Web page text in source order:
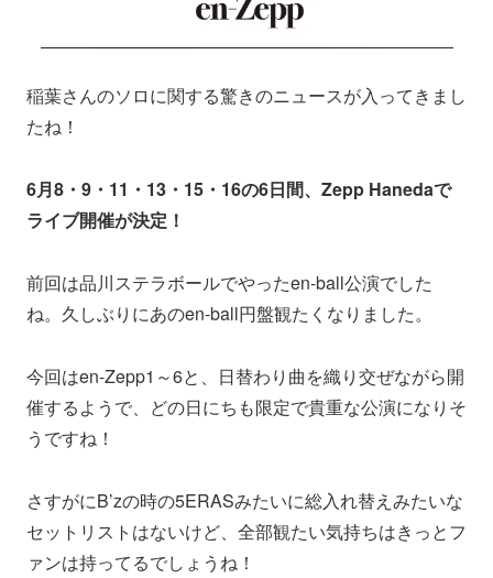
稲葉さんのソロに関する驚きのニュースが入ってきまし
たね！
6月8・9・11・13・15・16の6日間、Zepp Hanedaで
ライブ開催が決定！
前回は品川ステラボールでやったen-ball公演でした
ね。久しぶりにあのen-ball円盤観たくなりました。
今回はen-Zepp1～6と、日替わり曲を織り交ぜながら開
催するようで、どの日にちも限定で貴重な公演になりそ
うですね！
さすがにB’zの時の5ERASみたいに総入れ替えみたいな
セットリストはないけど、全部観たい気持ちはきっとフ
ァンは持ってるでしょうね！